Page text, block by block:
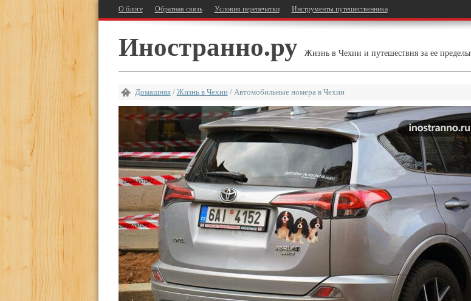
О блоге Обратная связь Условия перепечатки Инструменты путешественника
Иностранно.ру Жизнь в Чехии и путешествия за ее пределы
Домашняя/ Жизнь в Чехии/ Автомобильные номера в Чехии